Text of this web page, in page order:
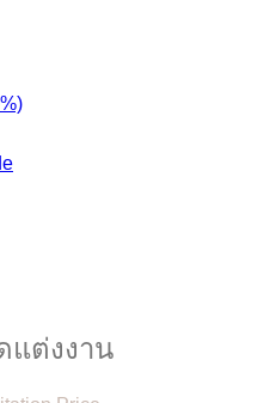
แต่งงาน